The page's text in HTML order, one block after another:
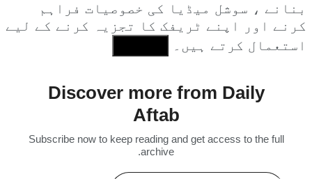
بنانے ، سوشل میڈیا کی خصوصیات فراہم
کرنے اور اپنے ٹریفک کا تجزیہ کرنے کے لیے
استعمال کرتے ہیں۔
Discover more from Daily
Aftab
Subscribe now to keep reading and get access to the full
archive.